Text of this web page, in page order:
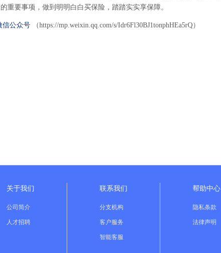
重要事项，做到明明白白买保险，踏踏实实享保障。
信公众号 （https://mp.weixin.qq.com/s/Idr6Fl30BJ1tonphHEa5rQ）
关于我们
公司简介
人才招聘
联系我们
分支机构
客户服务
智能客服
帮助中心
隐私条款
法律声明